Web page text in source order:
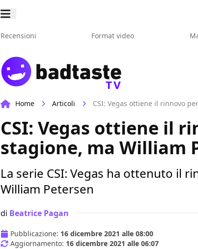
Recensioni Format video
TV
Home Articoli CSI: Vegas ottiene il rinnovo
CSI: Vegas ottiene il
stagione, ma William
La serie CSI: Vegas ha ottenuto il
William Petersen
di Beatrice Pagan
Pubblicazione: 16 dicembre 2021 alle 08:00
Aggiornamento: 16 dicembre 2021 alle 06:07